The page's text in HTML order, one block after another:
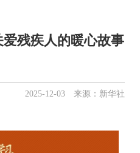
残疾人的暖心故事
2025-12-03 来源：新华社